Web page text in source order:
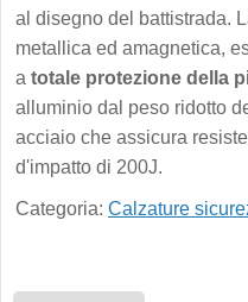
al disegno del battistrada.
metallica ed amagnetica,
a totale protezione della
alluminio dal peso ridotto
acciaio che assicura
d'impatto di 200J.
Categoria: Calzature